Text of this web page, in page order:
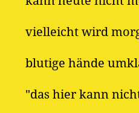
vielleicht wird
blutige hände
"das hier kann